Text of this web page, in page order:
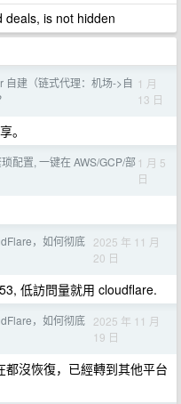
is not hidden
自建（链式代理：机场->自 1 月
13 日
。
配置, 一键在 AWS/GCP/部 1 月 5
日
，如何彻底 2025 年 11 月
20 日
低訪問量就用 cloudflare.
，如何彻底 2025 年 11 月
19 日
沒恢復，已經轉到其他平台